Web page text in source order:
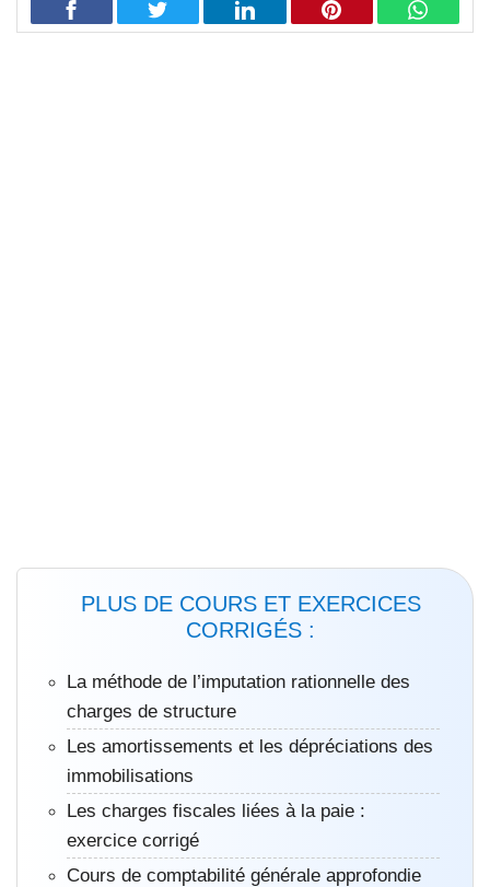
PLUS DE COURS ET EXERCICES
CORRIGÉS :
La méthode de l’imputation rationnelle des
charges de structure
Les amortissements et les dépréciations des
immobilisations
Les charges fiscales liées à la paie :
exercice corrigé
Cours de comptabilité générale approfondie